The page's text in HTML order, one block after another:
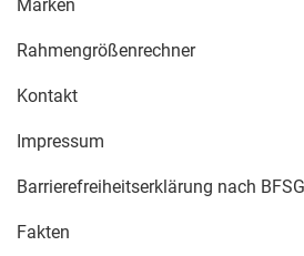
Marken
Rahmengrößenrechner
Kontakt
Impressum
Barrierefreiheitserklärung nach BFSG
Fakten